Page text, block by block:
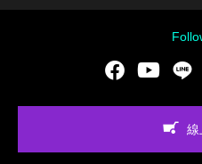
Facebook
線